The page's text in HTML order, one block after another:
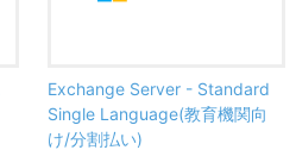
Exchange Server - Standard
Single Language(教育機関向
け/分割払い)